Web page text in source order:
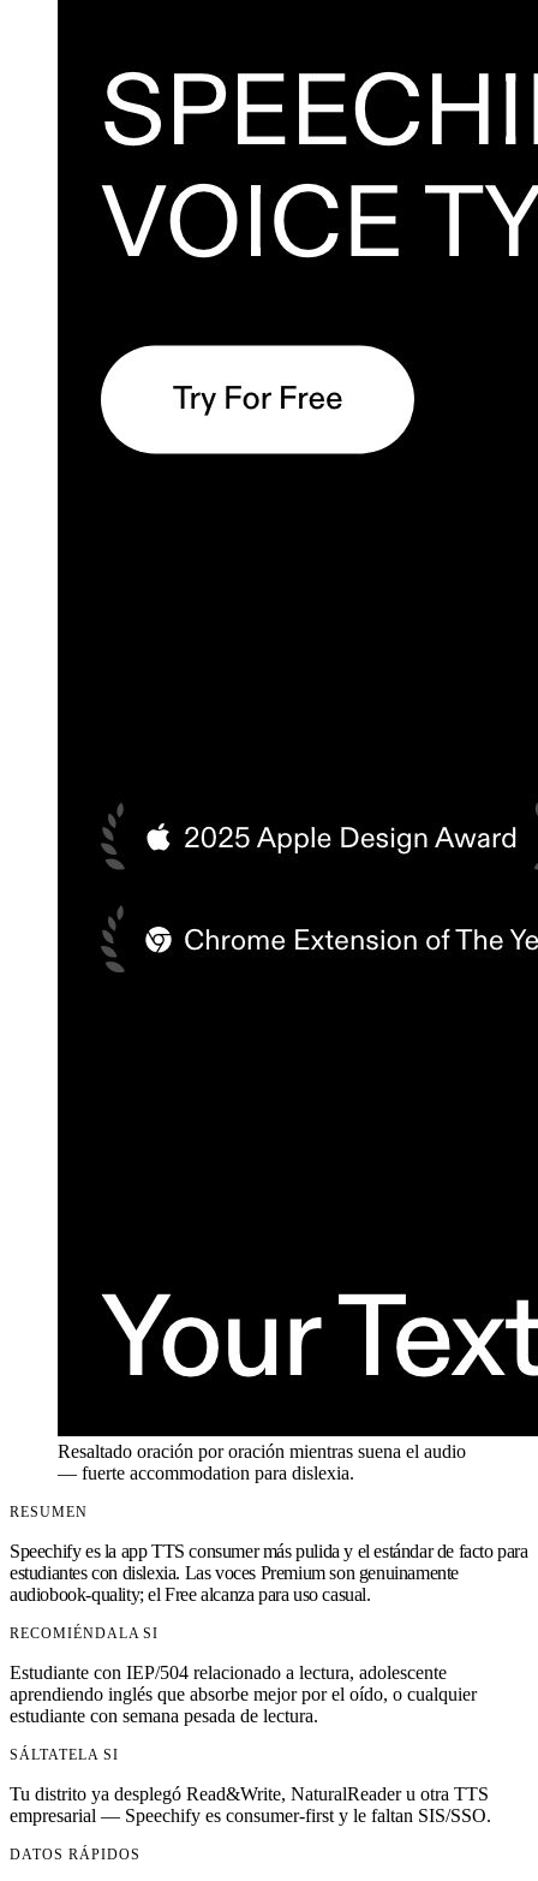
Resaltado oración por oración mientras suena el audio
— fuerte accommodation para dislexia.
RESUMEN
Speechify es la app TTS consumer más pulida y el estándar de facto para
estudiantes con dislexia. Las voces Premium son genuinamente
audiobook-quality; el Free alcanza para uso casual.
RECOMIÉNDALA SI
Estudiante con IEP/504 relacionado a lectura, adolescente
aprendiendo inglés que absorbe mejor por el oído, o cualquier
estudiante con semana pesada de lectura.
SÁLTATELA SI
Tu distrito ya desplegó Read&Write, NaturalReader u otra TTS
empresarial — Speechify es consumer-first y le faltan SIS/SSO.
DATOS RÁPIDOS